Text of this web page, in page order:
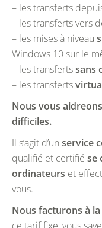
– les transferts
– les transferts vers
– les mises à niveau
Windows 10 sur le
– les transfertssans
– les transferts
Nous vous
difficiles.
Il s’agit d’un service
qualifié et certifié se
ordinateurs et
vous.
Nous facturons à la